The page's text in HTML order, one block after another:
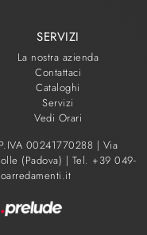
SERVIZI
La nostra azienda
Contattaci
Cataloghi
Servizi
Vedi Orari
00241770288 | Via
(Padova) | Tel. +39 049-